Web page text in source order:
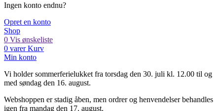
Ingen konto endnu?
Opret en konto
Shop
0 Vis ønskeliste
0 varer Kurv
Min konto
Vi holder sommerferielukket fra torsdag den 30. juli kl. 12.00 til og
med søndag den 16. august.
Webshoppen er stadig åben, men ordrer og henvendelser behandles
igen fra mandag den 17. august.